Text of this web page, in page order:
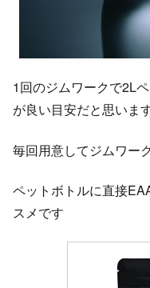
1回のジムワークで2L
が良い目安だと思いま
毎回用意してジムワー
ペットボトルに直接
スメです